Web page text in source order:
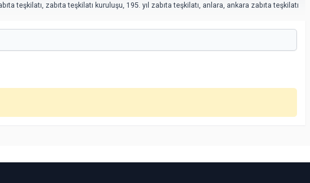
teşkilatı zabıta teşkilatı kuruluşu 195. yıl zabıta teşkilatı anlara ankara zabıta teşkilatı